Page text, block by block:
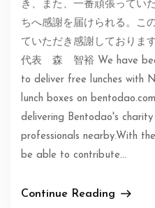
き、また、一番頑張ってい
ちへ感謝を届けられる。こ
ていただき感謝しておりま
代表 森 智裕 We have
to deliver free lunches with
lunch boxes on
delivering Bentodao's
professionals nearby.With
be able to contribute…
Continue Reading